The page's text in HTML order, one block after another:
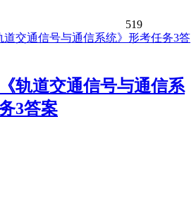
519
轨道交通信号与通信系
3答案